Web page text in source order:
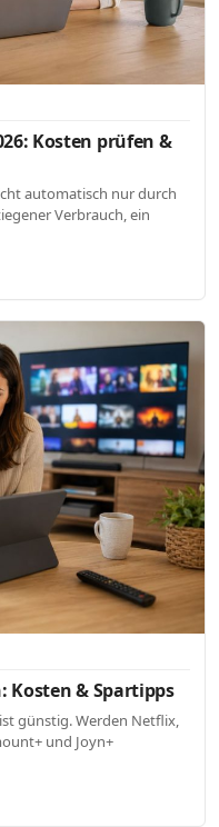
Kosten prüfen &
automatisch nur durch
Verbrauch, ein
Kosten & Spartipps
günstig. Werden Netflix,
und Joyn+